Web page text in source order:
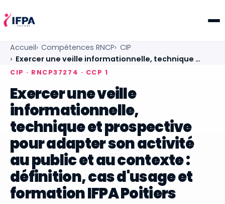
IFPA Poitiers — Centre de formation professionnelle
Accueil Compétences RNCP CIP
Exercer une veille informationnelle, technique …
CIP · RNCP37274 · CCP 1
Exercer une veille
informationnelle,
technique et prospective
pour adapter son activité
au public et au contexte :
définition, cas d'usage et
formation IFPA Poitiers